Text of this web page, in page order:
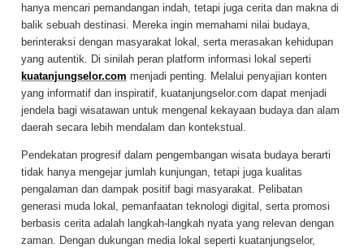
hanya mencari pemandangan indah, tetapi juga cerita dan makna di
balik sebuah destinasi. Mereka ingin memahami nilai budaya,
berinteraksi dengan masyarakat lokal, serta merasakan kehidupan
yang autentik. Di sinilah peran platform informasi lokal seperti
kuatanjungselor.com menjadi penting. Melalui penyajian konten
yang informatif dan inspiratif, kuatanjungselor.com dapat menjadi
jendela bagi wisatawan untuk mengenal kekayaan budaya dan alam
daerah secara lebih mendalam dan kontekstual.
Pendekatan progresif dalam pengembangan wisata budaya berarti
tidak hanya mengejar jumlah kunjungan, tetapi juga kualitas
pengalaman dan dampak positif bagi masyarakat. Pelibatan
generasi muda lokal, pemanfaatan teknologi digital, serta promosi
berbasis cerita adalah langkah-langkah nyata yang relevan dengan
zaman. Dengan dukungan media lokal seperti kuatanjungselor,